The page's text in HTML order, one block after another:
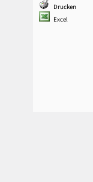
Drucken
Excel